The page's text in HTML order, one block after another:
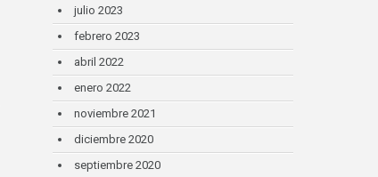
julio 2023
febrero 2023
abril 2022
enero 2022
noviembre 2021
diciembre 2020
septiembre 2020